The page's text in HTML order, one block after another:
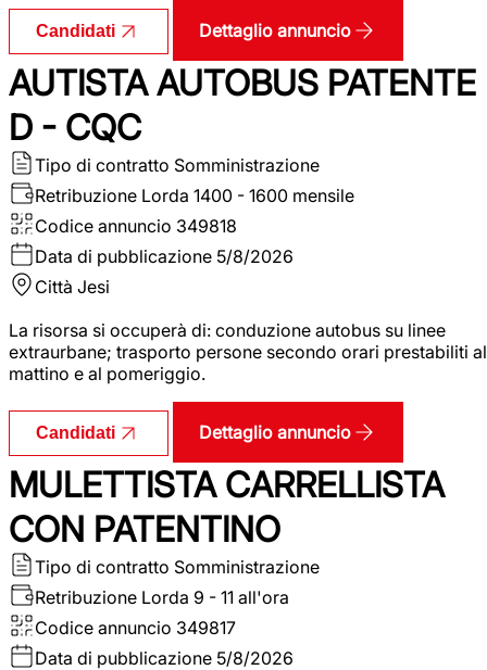
Candidati Dettaglio annuncio
AUTISTA AUTOBUS PATENTE
D - CQC
Tipo di contratto Somministrazione
Retribuzione Lorda 1400 - 1600 mensile
Codice annuncio 349818
Data di pubblicazione 5/8/2026
Città Jesi
La risorsa si occuperà di: conduzione autobus su linee
extraurbane; trasporto persone secondo orari prestabiliti al
mattino e al pomeriggio.
Candidati Dettaglio annuncio
MULETTISTA CARRELLISTA
CON PATENTINO
Tipo di contratto Somministrazione
Retribuzione Lorda 9 - 11 all'ora
Codice annuncio 349817
Data di pubblicazione 5/8/2026